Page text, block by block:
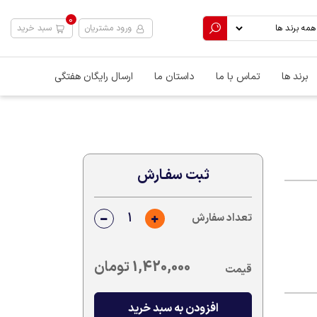
ورود مشتریان
0
سبد خرید
برند ها تماس با ما داستان ما ارسال رایگان هفتگی
ثبت سفـارش
تعداد سفارش
قیمت 1,420,000تومان
افزودن به سبد خرید